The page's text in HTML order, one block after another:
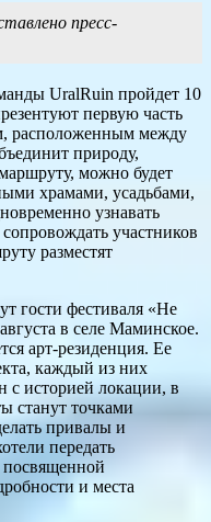
пресс-
UralRuin пройдет 10
первую часть
расположенным между
природу,
можно будет
храмами, усадьбами,
узнавать
участников
разместят
гости фестиваля «Не
в селе Маминское.
арт-резиденция. Ее
каждый из них
с историей локации, в
станут точками
привалы и
передать
и места